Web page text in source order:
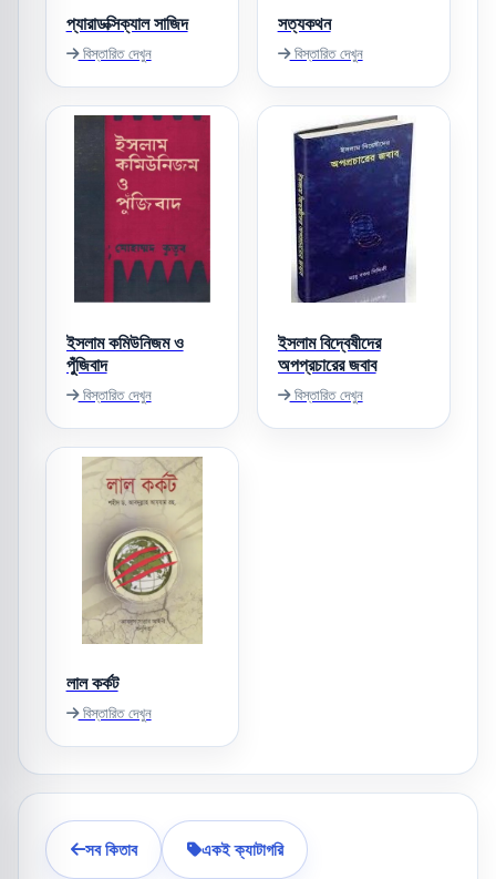
প্যারাডক্সিক্যাল সাজিদ
বিস্তারিত দেখুন
সত্যকথন
বিস্তারিত দেখুন
ইসলাম কমিউনিজম ও
পুঁজিবাদ
বিস্তারিত দেখুন
ইসলাম বিদ্বেষীদের
অপপ্রচারের জবাব
বিস্তারিত দেখুন
লাল কর্কট
বিস্তারিত দেখুন
সব কিতাব একই ক্যাটাগরি